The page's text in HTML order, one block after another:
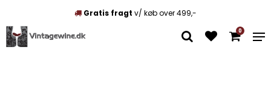
Gratis fragt v/ køb over 499,-
0